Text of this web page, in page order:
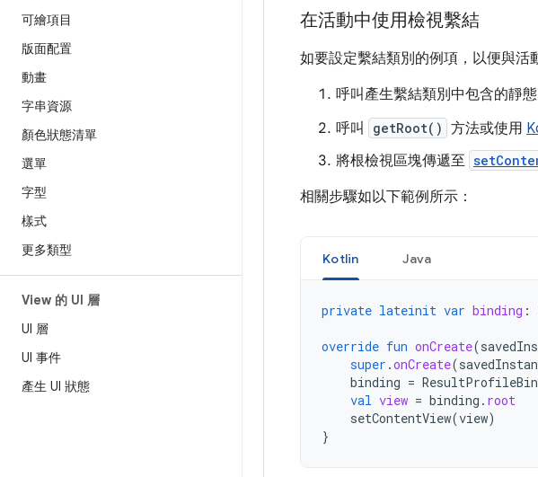
可繪項目
版面配置
動畫
字串資源
顏色狀態清單
選單
字型
樣式
更多類型
View 的 UI 層
UI 層
UI 事件
產生 UI 狀態
在活動中使用檢視繫結
如要設定繫結類別的例項，以便與活
呼叫產生繫結類別中包含的靜態
呼叫
getRoot() 方法或使用
將根檢視區塊傳遞至
相關步驟如以下範例所示：
Kotlin Java
private lateinit var binding :
override fun onCreate(
super .onCreate(
binding =
val view = binding . root
setContentView(view)
}